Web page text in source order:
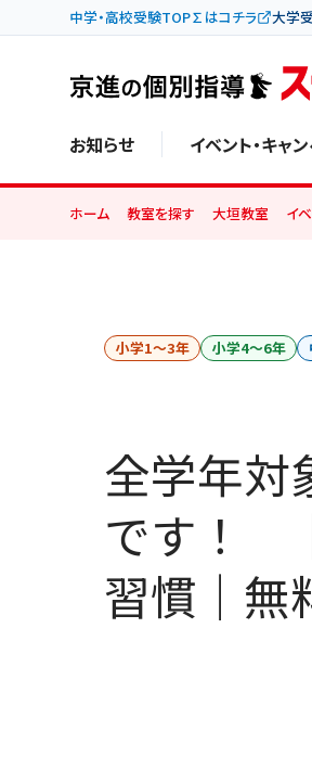
中学・高校受験TOP∑はコチラ 大学
お知らせ イベント・キャ
ホーム 教室を探す 大垣教室 イ
小学1〜3年 小学4〜6年
全学年
です！
習慣｜無